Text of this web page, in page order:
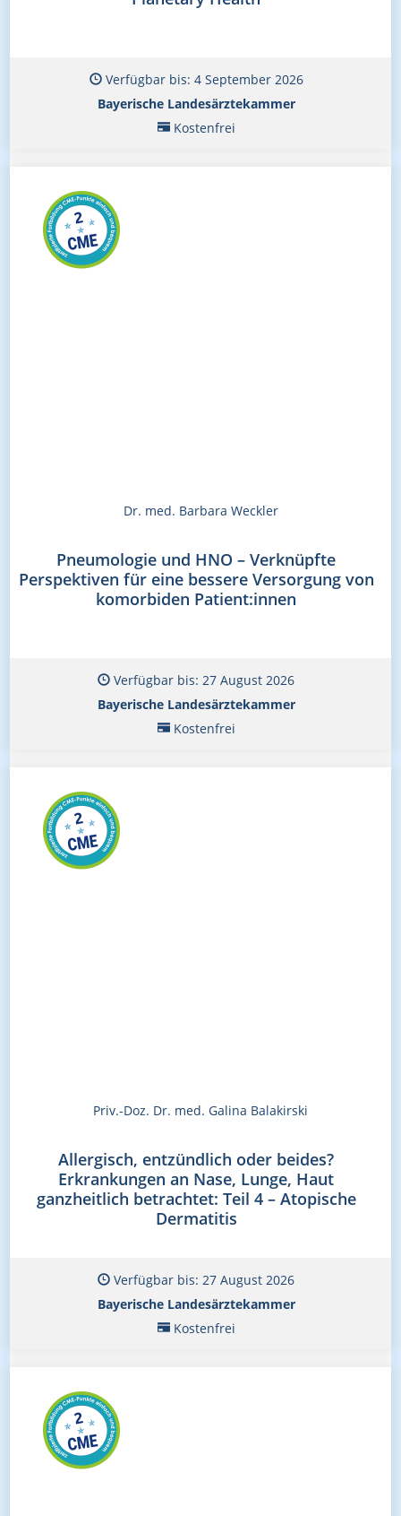
Verfügbar bis: 4 September 2026
Bayerische Landesärztekammer
Kostenfrei
Dr. med. Barbara Weckler
Pneumologie und HNO – Verknüpfte
Perspektiven für eine bessere Versorgung von
komorbiden Patient:innen
Verfügbar bis: 27 August 2026
Bayerische Landesärztekammer
Kostenfrei
Priv.-Doz. Dr. med. Galina Balakirski
Allergisch, entzündlich oder beides?
Erkrankungen an Nase, Lunge, Haut
ganzheitlich betrachtet: Teil 4 – Atopische
Dermatitis
Verfügbar bis: 27 August 2026
Bayerische Landesärztekammer
Kostenfrei